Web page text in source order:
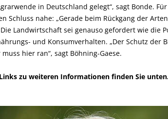
in Deutschland gelegt“, sagt Bonde.
Schluss nahe: „Gerade beim Rückgang der
Die Landwirtschaft sei genauso gefordert wie
und Konsumverhalten. „Der Schutz der
hier ran“, sagt Böhning-Gaese.
zu weiteren Informationen finden Sie